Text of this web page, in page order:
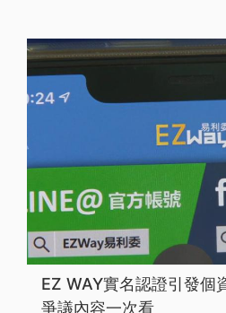
EZ WAY實名認證引發個
爭議內容一次看